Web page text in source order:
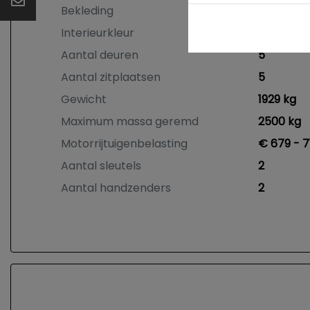
Bekleding
Interieurkleur
Aantal deuren
5
Aantal zitplaatsen
5
Gewicht
1929 kg
Maximum massa geremd
2500 kg
Motorrijtuigenbelasting
€ 679 -
Aantal sleutels
2
Aantal handzenders
2